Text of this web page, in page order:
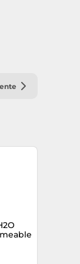
M